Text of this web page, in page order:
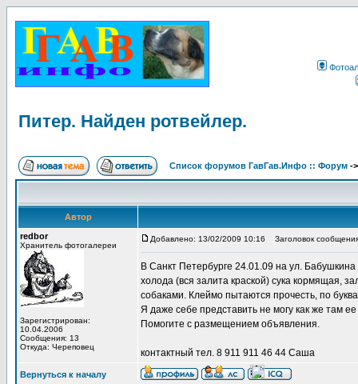
Питер. Найден ротвейлер.
Список форумов ГавГав.Инфо :: Форум -
Автор
redbor
Хранитель фотогалереи
Зарегистрирован:
10.04.2006
Сообщения: 13
Откуда: Череповец
Добавлено: 13/02/2009 10:16 Заголовок
В Санкт Петербурге 24.01.09 на ул.
холода (вся залита краской) сука кормящая,
собаками. Клеймо пытаются прочесть, по
Я даже себе представить не могу как же там
Помогите с размещением объявления.
контактный тел. 8 911 911 46 44 Саша
Вернуться к началу